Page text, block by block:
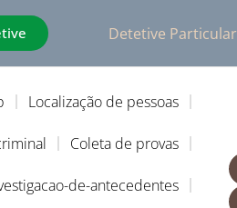
Detetive Particular
Localização de pessoas
Coleta de provas
de-antecedentes